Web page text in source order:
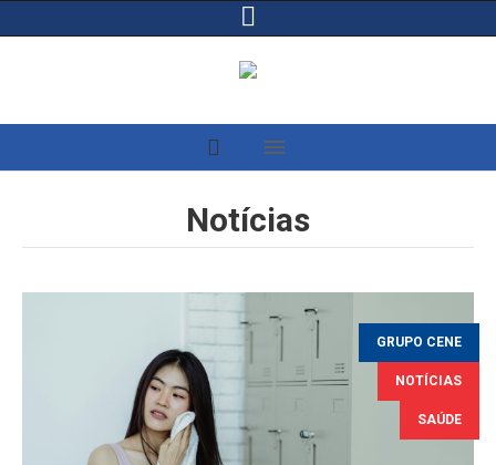
Notícias
GRUPO CENE
NOTÍCIAS
SAÚDE